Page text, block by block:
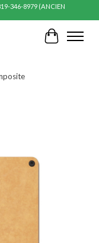
346-8979 (ANCIEN
Panier